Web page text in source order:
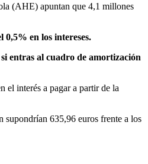
(AHE) apuntan que 4,1 millones
0,5% en los intereses.
entras al cuadro de amortización
el interés a pagar a partir de la
supondrían 635,96 euros frente a los